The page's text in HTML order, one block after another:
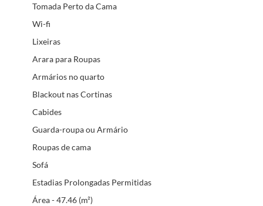
Tomada Perto da Cama
Wi-fi
Lixeiras
Arara para Roupas
Armários no quarto
Blackout nas Cortinas
Cabides
Guarda-roupa ou Armário
Roupas de cama
Sofá
Estadias Prolongadas Permitidas
Área - 47.46 (m²)